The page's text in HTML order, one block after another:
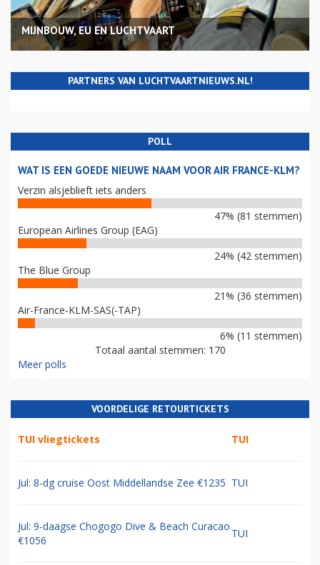
MIJNBOUW, EU EN LUCHTVAART
PARTNERS VAN LUCHTVAARTNIEUWS.NL!
POLL
WAT IS EEN GOEDE NIEUWE NAAM VOOR AIR FRANCE-KLM?
Verzin alsjeblieft iets anders
47% (81 stemmen)
European Airlines Group (EAG)
24% (42 stemmen)
The Blue Group
21% (36 stemmen)
Air-France-KLM-SAS(-TAP)
6% (11 stemmen)
Totaal aantal stemmen: 170
Meer polls
VOORDELIGE RETOURTICKETS
TUI vliegtickets TUI
Jul: 8-dg cruise Oost Middellandse Zee €1235 TUI
Jul: 9-daagse Chogogo Dive & Beach Curacao
€1056
TUI